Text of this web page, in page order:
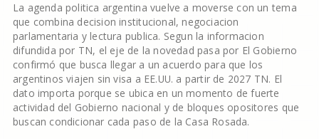
La agenda politica argentina vuelve a moverse con un tema
que combina decision institucional, negociacion
parlamentaria y lectura publica. Segun la informacion
difundida por TN, el eje de la novedad pasa por El Gobierno
confirmó que busca llegar a un acuerdo para que los
argentinos viajen sin visa a EE.UU. a partir de 2027 TN. El
dato importa porque se ubica en un momento de fuerte
actividad del Gobierno nacional y de bloques opositores que
buscan condicionar cada paso de la Casa Rosada.